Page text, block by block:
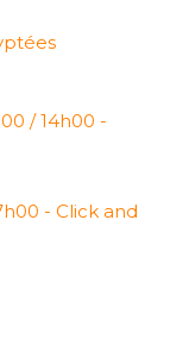
/ 14h00 -
- Click and